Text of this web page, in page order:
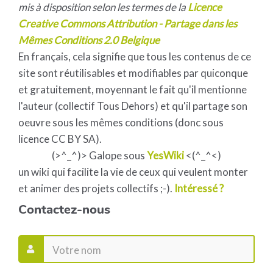
mis à disposition selon les termes de laLicence
Creative Commons Attribution - Partage dans les
Mêmes Conditions 2.0 Belgique
En français, cela signifie que tous les contenus de ce
site sont réutilisables et modifiables par quiconque
et gratuitement, moyennant le fait qu'il mentionne
l'auteur (collectif Tous Dehors) et qu'il partage son
oeuvre sous les mêmes conditions (donc sous
licence CC BY SA).
(>^_^)> Galope sousYesWiki<(^_^<)
un wiki qui facilite la vie de ceux qui veulent monter
et animer des projets collectifs ;-). Intéressé ?
Contactez-nous